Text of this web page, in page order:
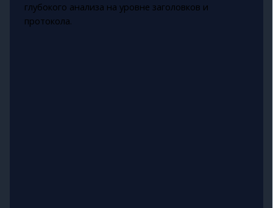
глубокого анализа на уровне заголовков и
протокола.